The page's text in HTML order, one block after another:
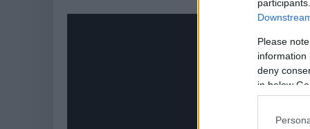
Please
information
deny
in below